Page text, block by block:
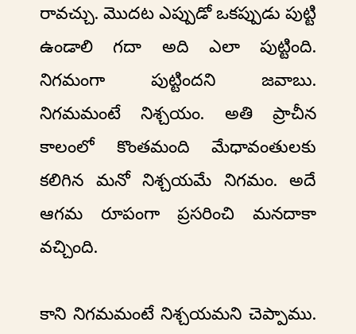
రావచ్చు. మొదట ఎప్పుడో ఒకప్పుడు పుట్టి
ఉండాలి గదా అది ఎలా పుట్టింది.
నిగమంగా పుట్టిందని జవాబు.
నిగమమంటే నిశ్చయం. అతి ప్రాచీన
కాలంలో కొంతమంది మేధావంతులకు
కలిగిన మనో నిశ్చయమే నిగమం. అదే
ఆగమ రూపంగా ప్రసరించి మనదాకా
వచ్చింది.
కాని నిగమమంటే నిశ్చయమని చెప్పాము.